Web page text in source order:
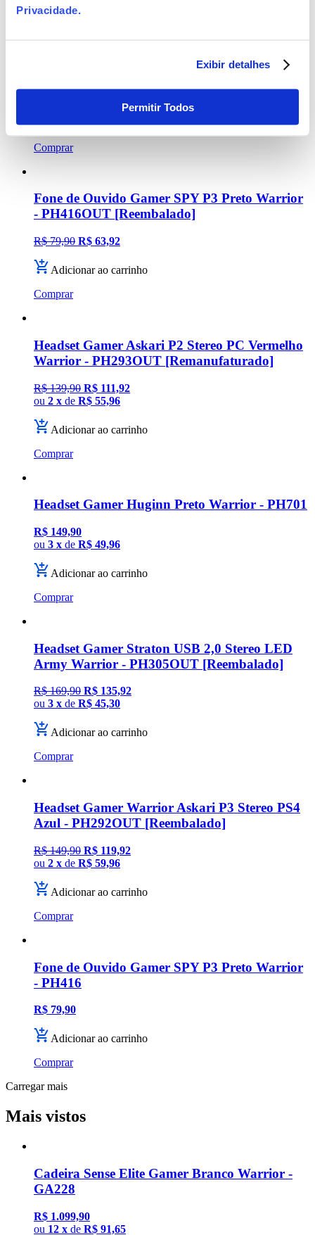
Privacidade
Exibir detalhes
Permitir Todos
Adicionar ao carrinho
Comprar
Fone de Ouvido Gamer SPY P3 Preto Warrior
- PH416OUT [Reembalado]
R$ 79,90 R$ 63,92
Adicionar ao carrinho
Comprar
Headset Gamer Askari P2 Stereo PC Vermelho
Warrior - PH293OUT [Remanufaturado]
R$ 139,90 R$ 111,92
ou 2 x de R$ 55,96
Adicionar ao carrinho
Comprar
Headset Gamer Huginn Preto Warrior - PH701
R$ 149,90
ou 3 x de R$ 49,96
Adicionar ao carrinho
Comprar
Headset Gamer Straton USB 2,0 Stereo LED
Army Warrior - PH305OUT [Reembalado]
R$ 169,90 R$ 135,92
ou 3 x de R$ 45,30
Adicionar ao carrinho
Comprar
Headset Gamer Warrior Askari P3 Stereo PS4
Azul - PH292OUT [Reembalado]
R$ 149,90 R$ 119,92
ou 2 x de R$ 59,96
Adicionar ao carrinho
Comprar
Fone de Ouvido Gamer SPY P3 Preto Warrior
- PH416
R$ 79,90
Adicionar ao carrinho
Comprar
Carregar mais
Mais vistos
Cadeira Sense Elite Gamer Branco Warrior -
GA228
R$ 1.099,90
ou 12 x de R$ 91,65